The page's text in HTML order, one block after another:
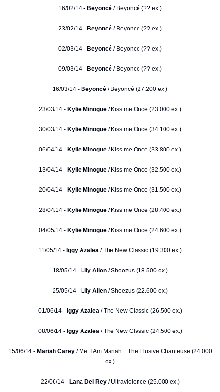
16/02/14 - Beyoncé / Beyoncé (?? ex.)
23/02/14 - Beyoncé / Beyoncé (?? ex.)
02/03/14 - Beyoncé / Beyoncé (?? ex.)
09/03/14 - Beyoncé / Beyoncé (?? ex.)
16/03/14 - Beyoncé / Beyoncé (27.200 ex.)
23/03/14 - Kylie Minogue / Kiss me Once (23.000 ex.)
30/03/14 - Kylie Minogue / Kiss me Once (34.100 ex.)
06/04/14 - Kylie Minogue / Kiss me Once (33.800 ex.)
13/04/14 - Kylie Minogue / Kiss me Once (32.500 ex.)
20/04/14 - Kylie Minogue / Kiss me Once (31.500 ex.)
28/04/14 - Kylie Minogue / Kiss me Once (28.400 ex.)
04/05/14 - Kylie Minogue / Kiss me Once (24.600 ex.)
11/05/14 - Iggy Azalea / The New Classic (19.300 ex.)
18/05/14 - Lily Allen/ Sheezus (18.500 ex.)
25/05/14 - Lily Allen/ Sheezus (22.600 ex.)
01/06/14 - Iggy Azalea/ The New Classic (26.500 ex.)
08/06/14 - Iggy Azalea/ The New Classic (24.500 ex.)
15/06/14 - Mariah Carey/ Me. I Am Mariah... The Elusive Chanteuse (24.000
ex.)
22/06/14 - Lana Del Rey/ Ultraviolence (25.000 ex.)